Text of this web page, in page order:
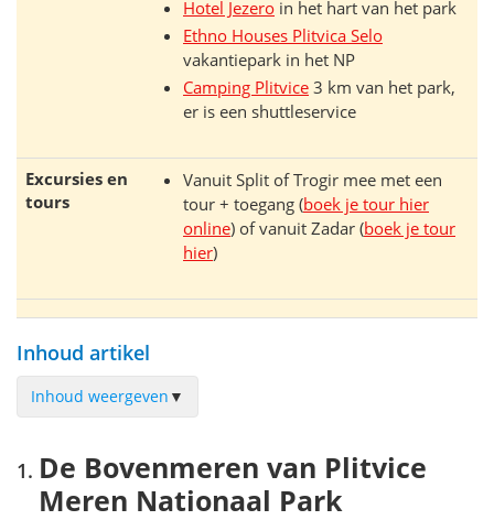
Hotel Jezero in het hart van het park
Ethno Houses Plitvica Selo
vakantiepark in het NP
Camping Plitvice 3 km van het park,
er is een shuttleservice
Excursies en
tours
Vanuit Split of Trogir mee met een
tour + toegang (boek je tour hier
online) of vanuit Zadar (boek je tour
hier)
Inhoud artikel
Inhoud weergeven ▼
De Benedenmeren van Plitvice Lakes, Kroatië
De Grot van Šupljara
De Bovenmeren van Plitvice
Meren Nationaal Park